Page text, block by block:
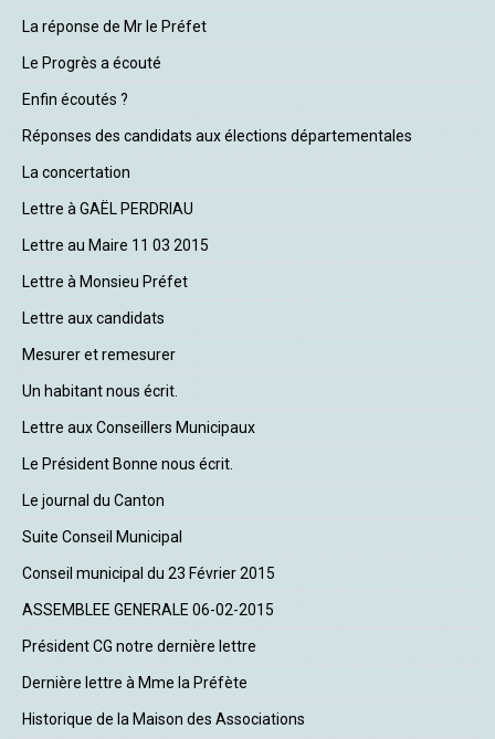
La réponse de Mr le Préfet
Le Progrès a écouté
Enfin écoutés ?
Réponses des candidats aux élections départementales
La concertation
Lettre à GAËL PERDRIAU
Lettre au Maire 11 03 2015
Lettre à Monsieu Préfet
Lettre aux candidats
Mesurer et remesurer
Un habitant nous écrit.
Lettre aux Conseillers Municipaux
Le Président Bonne nous écrit.
Le journal du Canton
Suite Conseil Municipal
Conseil municipal du 23 Février 2015
ASSEMBLEE GENERALE 06-02-2015
Président CG notre dernière lettre
Dernière lettre à Mme la Préfète
Historique de la Maison des Associations